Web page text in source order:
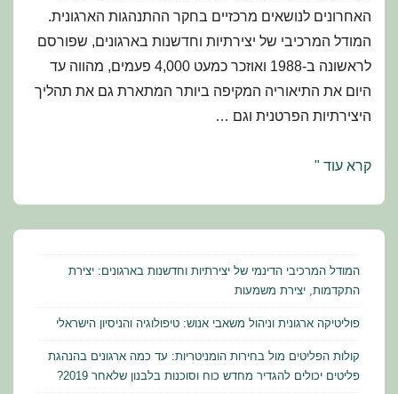
האחרונים לנושאים מרכזיים בחקר ההתנהגות הארגונית.
המודל המרכיבי של יצירתיות וחדשנות בארגונים, שפורסם
לראשונה ב-1988 ואוזכר כמעט 4,000 פעמים, מהווה עד
היום את התיאוריה המקיפה ביותר המתארת גם את תהליך
היצירתיות הפרטנית וגם …
המודל
יצירתיות
וחדשנות
בארגונים:
התקדמות,
קרא עוד "
המודל המרכיבי הדינמי של יצירתיות וחדשנות בארגונים: יצירת
התקדמות, יצירת משמעות
פוליטיקה ארגונית וניהול משאבי אנוש: טיפולוגיה והניסיון הישראלי
קולות הפליטים מול בחירות הומניטריות: עד כמה ארגונים בהנהגת
פליטים יכולים להגדיר מחדש כוח וסוכנות בלבנון שלאחר 2019?